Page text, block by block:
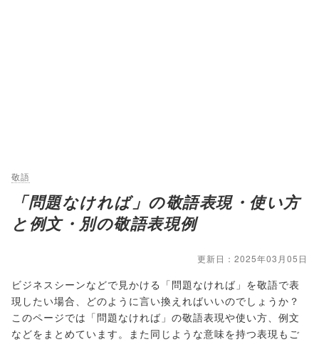
敬語
「問題なければ」の敬語表現・使い方
と例文・別の敬語表現例
更新日：2025年03月05日
ビジネスシーンなどで見かける「問題なければ」を敬語で表
現したい場合、どのように言い換えればいいのでしょうか？
このページでは「問題なければ」の敬語表現や使い方、例文
などをまとめています。また同じような意味を持つ表現もご